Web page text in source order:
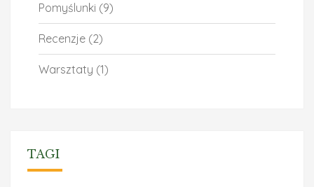
Pomyślunki (9)
Recenzje (2)
Warsztaty (1)
TAGI